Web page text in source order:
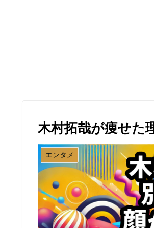
木村拓哉が痩せた
エンタメ